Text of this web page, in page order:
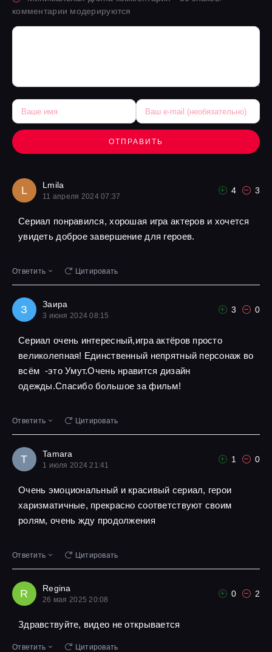
комментарии модерируются
ОТПРАВИТЬ
L Lmila
11 апреля 2024 07:37
4 3
Сериал понравился, хорошая игра актеров и хочется
увидеть доброе завершение для героев.
Ответить Цитировать
З Заира
3 июня 2024 08:15
3 0
Сериал очень интересный,игра актёров просто
великолепная! Единственный непрятный персонаж во
всём -это Умут.Очень нравится дизайн
одежды.Спасибо большое за фильм!
Ответить Цитировать
T Tamara
1 июля 2024 21:41
1 0
Очень эмоциональный и красивый сериал, герои
харизматичные, прекрасно соответствуют своим
ролям, очень жду продолжения
Ответить Цитировать
R Regina
26 мая 2025 20:08
0 2
Здравствуйте, видео не открывается
Ответить Цитировать